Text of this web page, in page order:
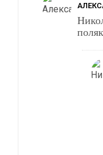
Николай, вы ошибаетесь.